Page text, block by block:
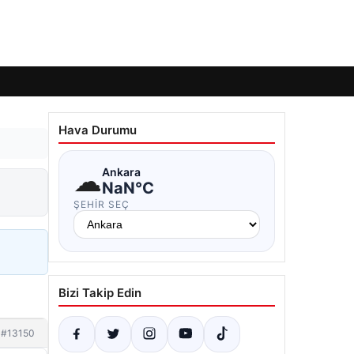
#13150
Hava Durumu
☁Ankara
NaN°C
ŞEHIR SEÇ
Bizi Takip Edin